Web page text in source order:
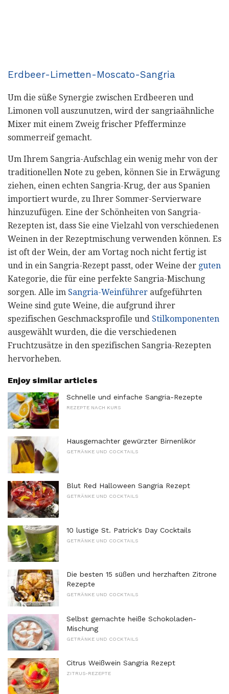
Erdbeer-Limetten-Moscato-Sangria
Um die süße Synergie zwischen Erdbeeren und
Limonen voll auszunutzen, wird der sangriaähnliche
Mixer mit einem Zweig frischer Pfefferminze
sommerreif gemacht.
Um Ihrem Sangria-Aufschlag ein wenig mehr von der
traditionellen Note zu geben, können Sie in Erwägung
ziehen, einen echten Sangria-Krug, der aus Spanien
importiert wurde, zu Ihrer Sommer-Servierware
hinzuzufügen. Eine der Schönheiten von Sangria-
Rezepten ist, dass Sie eine Vielzahl von verschiedenen
Weinen in der Rezeptmischung verwenden können. Es
ist oft der Wein, der am Vortag noch nicht fertig ist
und in ein Sangria-Rezept passt, oder Weine der guten
Kategorie, die für eine perfekte Sangria-Mischung
sorgen. Alle im Sangria-Weinführer aufgeführten
Weine sind gute Weine, die aufgrund ihrer
spezifischen Geschmacksprofile und Stilkomponenten
ausgewählt wurden, die die verschiedenen
Fruchtzusätze in den spezifischen Sangria-Rezepten
hervorheben.
Enjoy similar articles
Schnelle und einfache Sangria-Rezepte
REZEPTE NACH KURS
Hausgemachter gewürzter Birnenlikör
GETRÄNKE UND COCKTAILS
Blut Red Halloween Sangria Rezept
GETRÄNKE UND COCKTAILS
10 lustige St. Patrick's Day Cocktails
GETRÄNKE UND COCKTAILS
Die besten 15 süßen und herzhaften Zitrone
Rezepte
GETRÄNKE UND COCKTAILS
Selbst gemachte heiße Schokoladen-
Mischung
GETRÄNKE UND COCKTAILS
Citrus Weißwein Sangria Rezept
ZITRUS-REZEPTE